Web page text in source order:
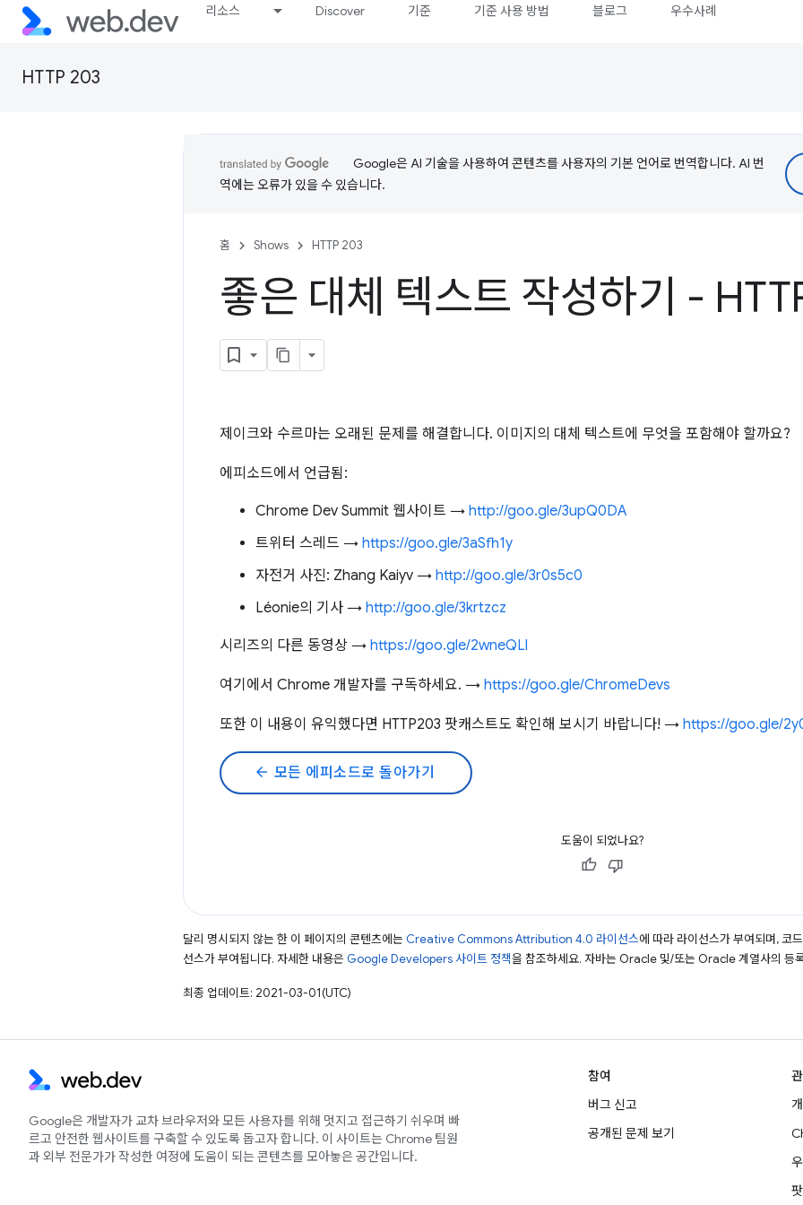
리소스 Discover 기준 기준 사용 방법 블로그 우수사례
HTTP 203
Google은 AI 기술을 사용하여 콘텐츠를 사용자의 기본 언어로 번역합니다. AI 번
역에는 오류가 있을 수 있습니다.
홈 Shows HTTP 203
좋은 대체 텍스트 작성하기 -
제이크와 수르마는 오래된 문제를 해결합니다. 이미지의 대체 텍스트에 무엇을 포함해야 할까요?
에피소드에서 언급됨:
Chrome Dev Summit 웹사이트 → http://goo.gle/3upQ0DA
트위터 스레드 → https://goo.gle/3aSfh1y
자전거 사진: Zhang Kaiyv → http://goo.gle/3r0s5c0
Léonie의 기사 → http://goo.gle/3krtzcz
시리즈의 다른 동영상 → https://goo.gle/2wneQLl
여기에서 Chrome 개발자를 구독하세요. → https://goo.gle/ChromeDevs
또한 이 내용이 유익했다면 HTTP203 팟캐스트도 확인해 보시기 바랍니다! → https://goo.gle/
arrow_back 모든 에피소드로 돌아가기
도움이 되었나요?
달리 명시되지 않는 한 이 페이지의 콘텐츠에는 Creative Commons Attribution 4.0 라이선스에 따라 라이선스가 부여되며, 코
선스가 부여됩니다. 자세한 내용은 Google Developers 사이트 정책을 참조하세요. 자바는 Oracle 및/또는 Oracle 계열사의 등
최종 업데이트: 2021-03-01(UTC)
Google은 개발자가 교차 브라우저와 모든 사용자를 위해 멋지고 접근하기 쉬우며 빠
르고 안전한 웹사이트를 구축할 수 있도록 돕고자 합니다. 이 사이트는 Chrome 팀원
과 외부 전문가가 작성한 여정에 도움이 되는 콘텐츠를 모아놓은 공간입니다.
참여
버그 신고
공개된 문제 보기